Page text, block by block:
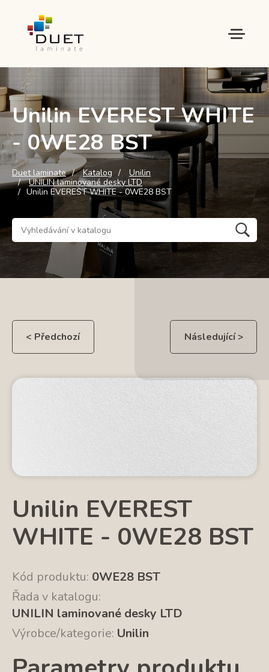
Unilin EVEREST WHITE
- 0WE28 BST
Duet laminate Katalog
Unilin
UNILIN laminované desky LTD
Unilin EVEREST WHITE - 0WE28 BST
< Předchozí Následující >
Unilin EVEREST
WHITE - 0WE28 BST
Kód produktu: 0WE28 BST
Řada v katalogu:
UNILIN laminované desky LTD
Výrobce/kategorie: Unilin